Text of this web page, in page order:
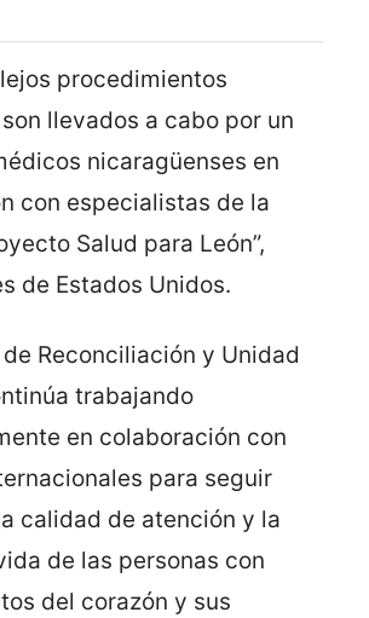
procedimientos
llevados a cabo por un
nicaragüenses en
con especialistas de la
Salud para León”,
de Estados Unidos.
de Reconciliación y Unidad
trabajando
en colaboración con
para seguir
calidad de atención y la
de las personas con
del corazón y sus